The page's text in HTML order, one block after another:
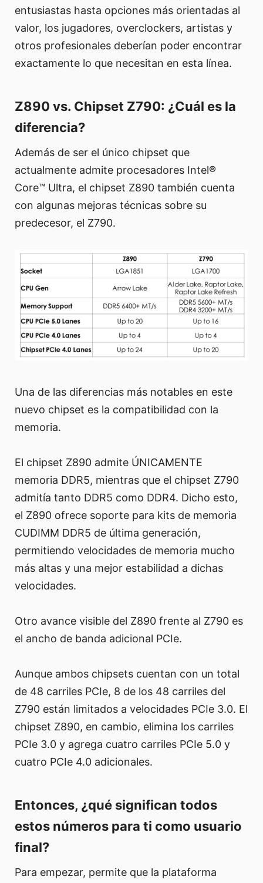
entusiastas hasta opciones más orientadas al
valor, los jugadores, overclockers, artistas y
otros profesionales deberían poder encontrar
exactamente lo que necesitan en esta línea.
Z890 vs. Chipset Z790: ¿Cuál es la
diferencia?
Además de ser el único chipset que
actualmente admite procesadores Intel®
Core™ Ultra, el chipset Z890 también cuenta
con algunas mejoras técnicas sobre su
predecesor, el Z790.
Una de las diferencias más notables en este
nuevo chipset es la compatibilidad con la
memoria.
El chipset Z890 admite ÚNICAMENTE
memoria DDR5, mientras que el chipset Z790
admitía tanto DDR5 como DDR4. Dicho esto,
el Z890 ofrece soporte para kits de memoria
CUDIMM DDR5 de última generación,
permitiendo velocidades de memoria mucho
más altas y una mejor estabilidad a dichas
velocidades.
Otro avance visible del Z890 frente al Z790 es
el ancho de banda adicional PCIe.
Aunque ambos chipsets cuentan con un total
de 48 carriles PCIe, 8 de los 48 carriles del
Z790 están limitados a velocidades PCIe 3.0. El
chipset Z890, en cambio, elimina los carriles
PCIe 3.0 y agrega cuatro carriles PCIe 5.0 y
cuatro PCIe 4.0 adicionales.
Entonces, ¿qué significan todos
estos números para ti como usuario
final?
Para empezar, permite que la plataforma